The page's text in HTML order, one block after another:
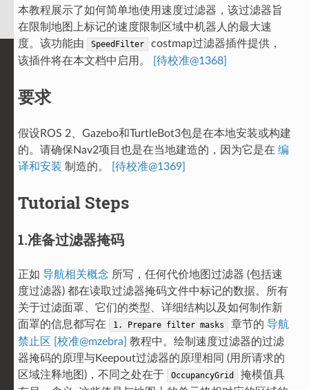
本教程展示了如何简单地使用速度过滤器，该过滤器旨
在限制地图上标记的速度限制区域中机器人的最大速
度。该功能由
SpeedFilter
costmap过滤器插件提供，
该插件将在本文档中启用。
[待校准@1368]
要求
假设ROS 2、Gazebo和TurtleBot3包是在本地安装或构建
的。请确保Nav2项目也是在当地建造的，因为它是在 编
译和安装 制造的。 [待校准@1369]
Tutorial Steps
1.准备过滤器掩码
正如 导航相关概念 所写，任何代价地图过滤器 (包括速
度过滤器) 都在读取过滤器掩码文件中标记的数据。所有
关于过滤面罩、它们的类型、详细结构以及如何制作新
面罩的信息都写在
1. Prepare filter masks 章节的 导航
禁止区 [校准@mzebra]
教程中。绘制速度过滤器的过滤
器掩码的原理与Keepout过滤器的原理相同 (用所请求的
区域注释地图)，不同之处在于
OccupancyGrid
掩模值具